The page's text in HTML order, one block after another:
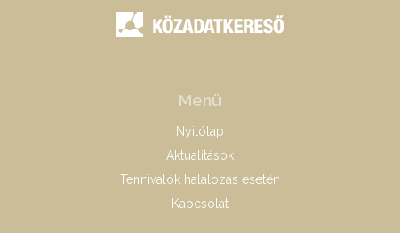
Menü
Nyitólap
Aktualitások
Tennivalók halálozás esetén
Kapcsolat